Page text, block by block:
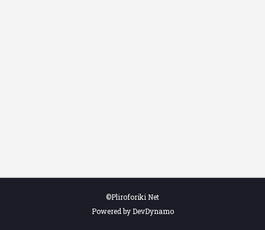
©Pliroforiki Net
Powered by DevDynamo